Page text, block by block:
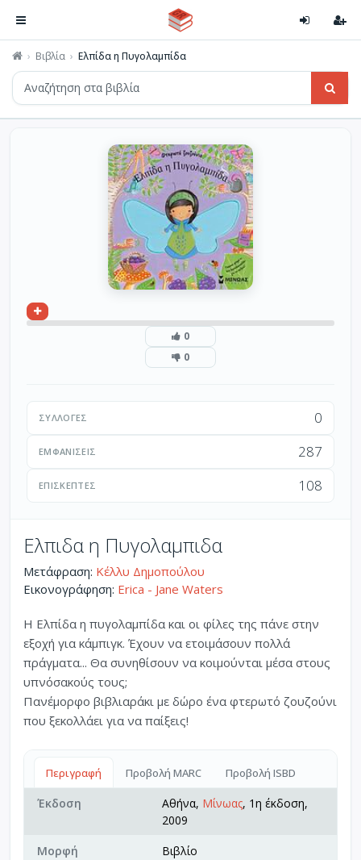
Βιβλία Ελπίδα η Πυγολαμπίδα
0
0
ΣΥΛΛΟΓΈΣ 0
ΕΜΦΑΝΊΣΕΙΣ 287
ΕΠΙΣΚΈΠΤΕΣ 108
Ελπιδα η Πυγολαμπιδα
Μετάφραση: Κέλλυ Δημοπούλου
Εικονογράφηση: Erica - Jane Waters
Η Ελπίδα η πυγολαμπίδα και οι φίλες της πάνε στην
εξοχή για κάμπιγκ. Έχουν να ετοιμάσουν πολλά
πράγματα... Θα συνηθίσουν να κοιμούνται μέσα στους
υπνόσακούς τους;
Πανέμορφο βιβλιαράκι με δώρο ένα φτερωτό ζουζούνι
που ξεκολλάει για να παίξεις!
Περιγραφή Προβολή MARC Προβολή ISBD
Έκδοση Αθήνα, Μίνωας, 1η έκδοση,
2009
Μορφή
Βιβλίο